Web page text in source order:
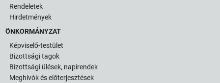
Rendeletek
Hirdetmények
ÖNKORMÁNYZAT
Képviselő-testület
Bizottsági tagok
Bizottsági ülések, napirendek
Meghívók és előterjesztések